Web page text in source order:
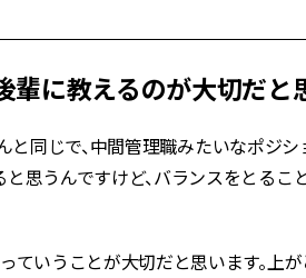
輩に教えるのが大切だと
同じで、中間管理職みたいなポジシ
思うんですけど、バランスをとるこ
ていうことが大切だと思います。上